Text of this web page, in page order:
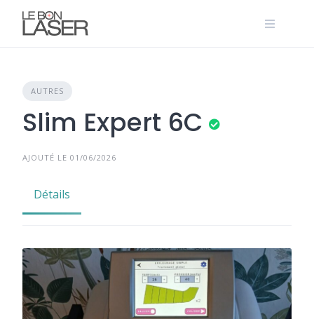
AUTRES
Slim Expert 6C
AJOUTÉ LE 01/06/2026
Détails